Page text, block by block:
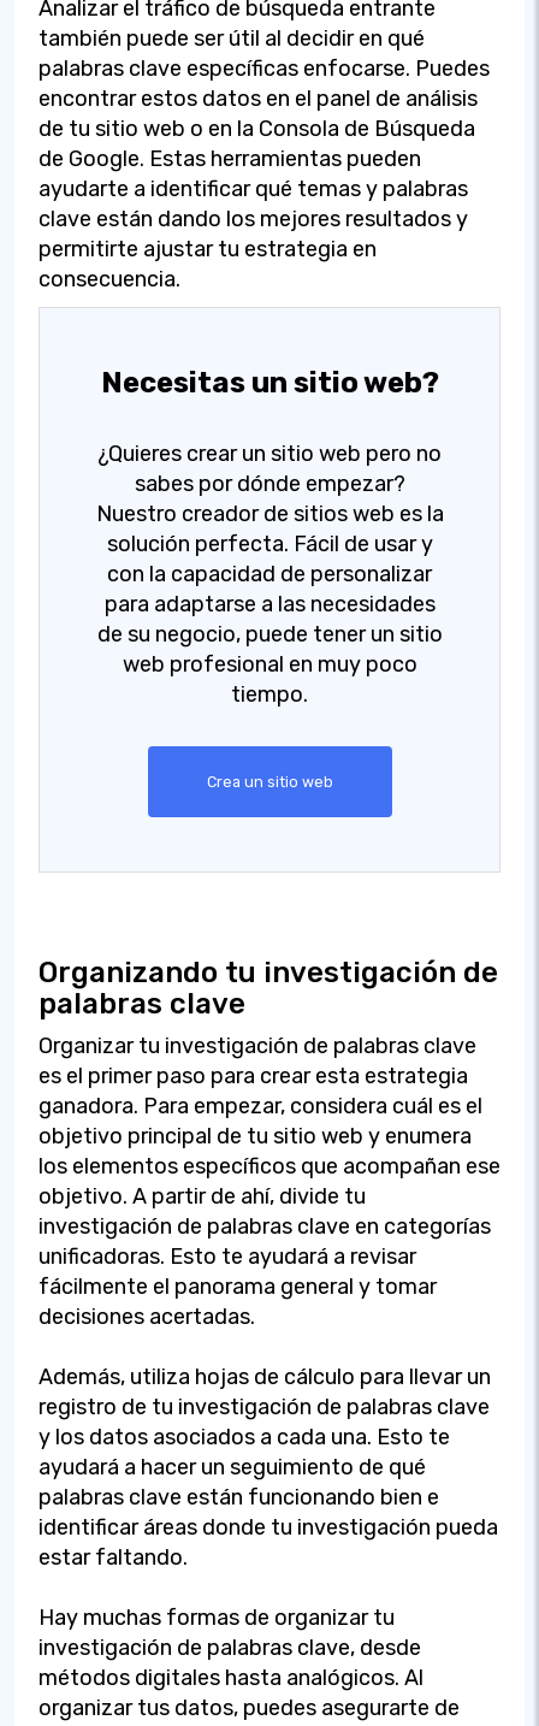
Analizar el tráfico de búsqueda entrante
también puede ser útil al decidir en qué
palabras clave específicas enfocarse. Puedes
encontrar estos datos en el panel de análisis
de tu sitio web o en la Consola de Búsqueda
de Google. Estas herramientas pueden
ayudarte a identificar qué temas y palabras
clave están dando los mejores resultados y
permitirte ajustar tu estrategia en
consecuencia.
Necesitas un sitio web?
¿Quieres crear un sitio web pero no
sabes por dónde empezar?
Nuestro creador de sitios web es la
solución perfecta. Fácil de usar y
con la capacidad de personalizar
para adaptarse a las necesidades
de su negocio, puede tener un sitio
web profesional en muy poco
tiempo.
Crea un sitio web
Organizando tu investigación de
palabras clave
Organizar tu investigación de palabras clave
es el primer paso para crear esta estrategia
ganadora. Para empezar, considera cuál es el
objetivo principal de tu sitio web y enumera
los elementos específicos que acompañan ese
objetivo. A partir de ahí, divide tu
investigación de palabras clave en categorías
unificadoras. Esto te ayudará a revisar
fácilmente el panorama general y tomar
decisiones acertadas.
Además, utiliza hojas de cálculo para llevar un
registro de tu investigación de palabras clave
y los datos asociados a cada una. Esto te
ayudará a hacer un seguimiento de qué
palabras clave están funcionando bien e
identificar áreas donde tu investigación pueda
estar faltando.
Hay muchas formas de organizar tu
investigación de palabras clave, desde
métodos digitales hasta analógicos. Al
organizar tus datos, puedes asegurarte de